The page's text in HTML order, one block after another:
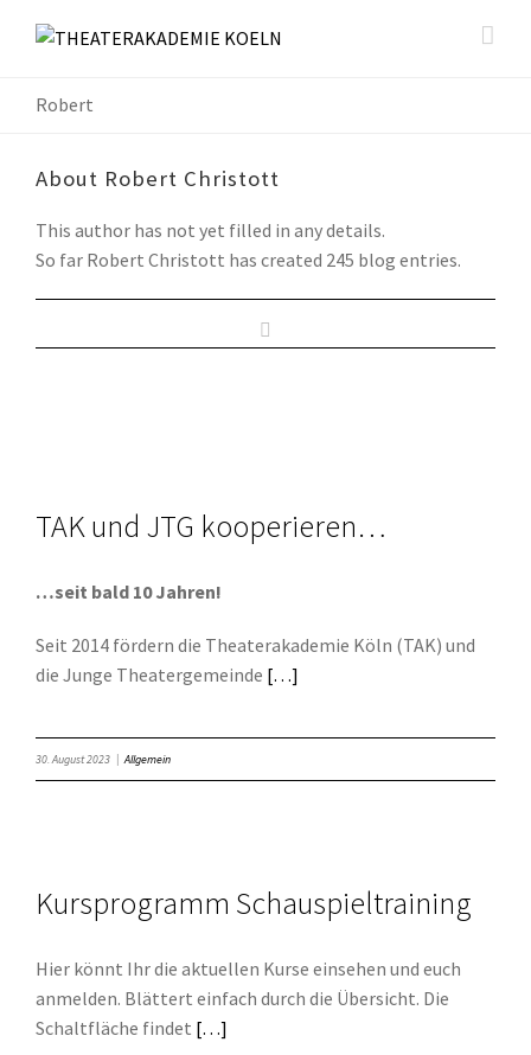
Robert
About Robert Christott
This author has not yet filled in any details.
So far Robert Christott has created 245 blog entries.
TAK und JTG kooperieren…
…seit bald 10 Jahren!
Seit 2014 fördern die Theaterakademie Köln (TAK) und
die Junge Theatergemeinde […]
30. August 2023 | Allgemein
Kursprogramm Schauspieltraining
Hier könnt Ihr die aktuellen Kurse einsehen und euch
anmelden. Blättert einfach durch die Übersicht. Die
Schaltfläche findet […]